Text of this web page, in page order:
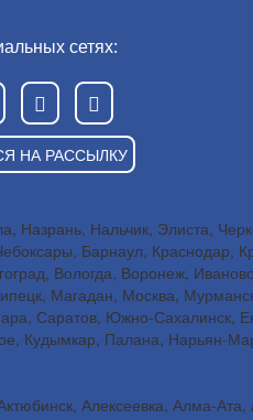
сетях:
НА РАССЫЛКУ
Нальчик, Элиста,
Барнаул, Краснодар,
Вологда, Воронеж,
Магадан, Москва,
Саратов, Южно-Сахалинск,
Кудымкар, Палана, Нарьян-
Алексеевка, Алма-